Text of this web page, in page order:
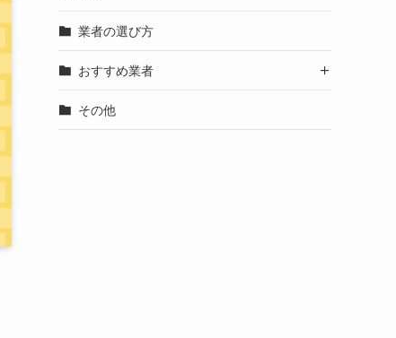
業者の選び方
おすすめ業者 
その他